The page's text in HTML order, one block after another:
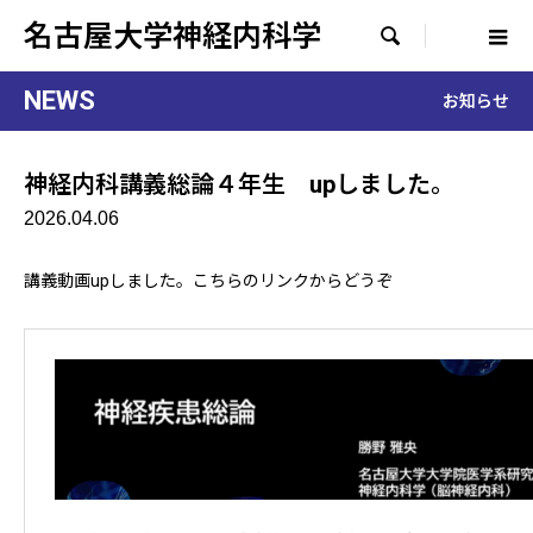
名古屋大学神経内科学 
NEWS お知らせ
神経内科講義総論４年生 upしました。
2026.04.06
講義動画upしました。こちらのリンクからどうぞ